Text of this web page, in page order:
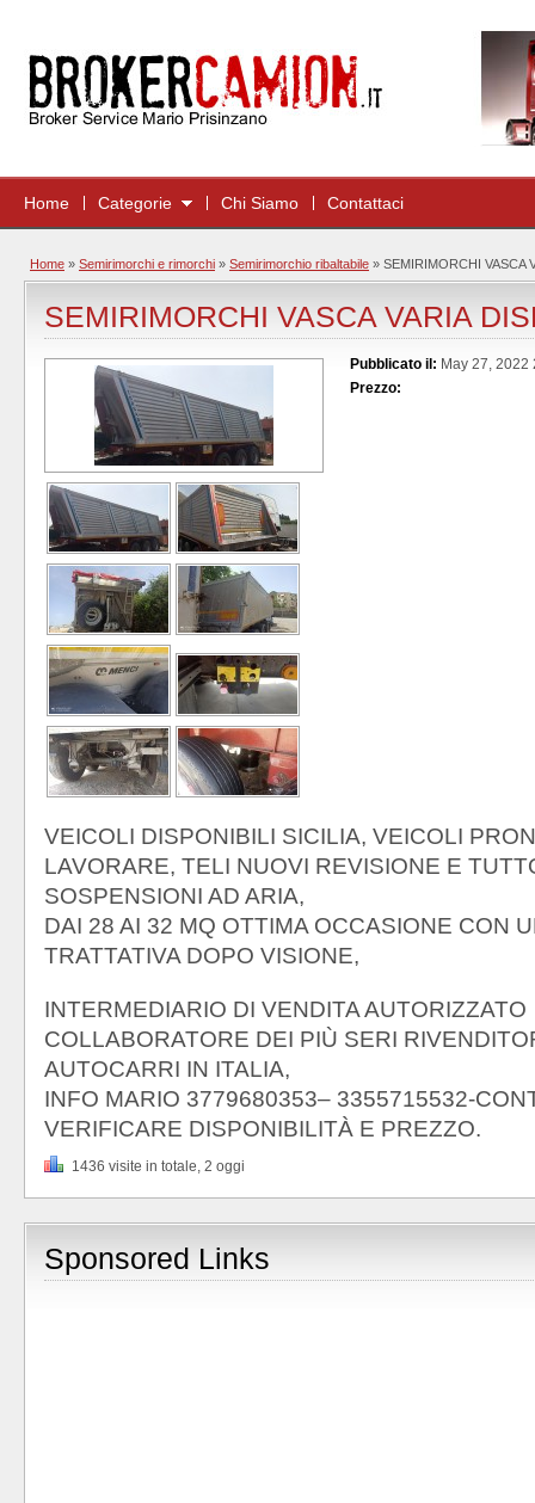
Home Categorie Chi Siamo Contattaci
Home » Semirimorchi e rimorchi » Semirimorchio ribaltabile » SEMIRIMORCHI VASCA
SEMIRIMORCHI VASCA VARIA
Pubblicato il: May 27, 2022
Prezzo:
VEICOLI DISPONIBILI SICILIA, VEICOLI
LAVORARE, TELI NUOVI REVISIONE E
SOSPENSIONI AD ARIA,
DAI 28 AI 32 MQ OTTIMA OCCASIONE CON
TRATTATIVA DOPO VISIONE,
INTERMEDIARIO DI VENDITA AUTORIZZATO
COLLABORATORE DEI PIÙ SERI
AUTOCARRI IN ITALIA,
INFO MARIO 3779680353– 3355715532-
VERIFICARE DISPONIBILITÀ E PREZZO.
1436 visite in totale, 2 oggi
Sponsored Links